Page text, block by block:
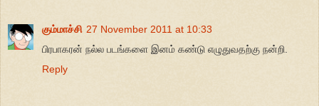
கும்மாச்சி 27 November 2011 at 10:33
பிரபாகரன் நல்ல படங்களை இனம் கண்டு எழுதுவதற்கு நன்றி.
Reply